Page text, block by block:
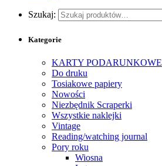
Szukaj:
Kategorie
KARTY PODARUNKOWE
Do druku
Tosiakowe papiery
Nowości
Niezbędnik Scraperki
Wszystkie naklejki
Vintage
Reading/watching journal
Pory roku
Wiosna